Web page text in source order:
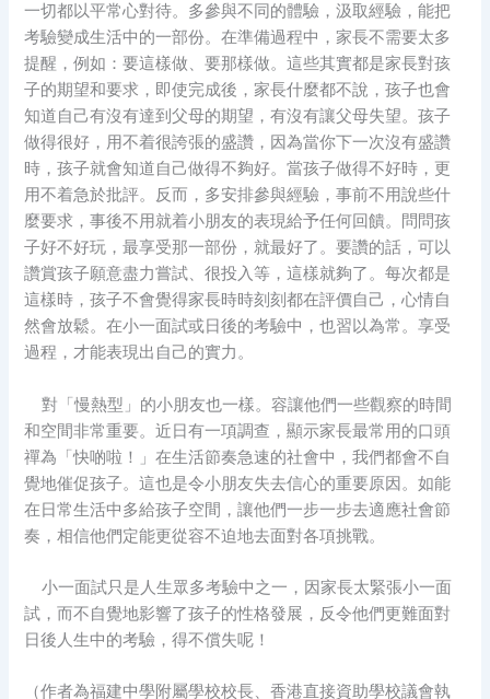
一切都以平常心對待。多參與不同的體驗，汲取經驗，能把
考驗變成生活中的一部份。在準備過程中，家長不需要太多
提醒，例如：要這樣做、要那樣做。這些其實都是家長對孩
子的期望和要求，即使完成後，家長什麼都不說，孩子也會
知道自己有沒有達到父母的期望，有沒有讓父母失望。孩子
做得很好，用不着很誇張的盛讚，因為當你下一次沒有盛讚
時，孩子就會知道自己做得不夠好。當孩子做得不好時，更
用不着急於批評。反而，多安排參與經驗，事前不用說些什
麼要求，事後不用就着小朋友的表現給予任何回饋。問問孩
子好不好玩，最享受那一部份，就最好了。要讚的話，可以
讚賞孩子願意盡力嘗試、很投入等，這樣就夠了。每次都是
這樣時，孩子不會覺得家長時時刻刻都在評價自己，心情自
然會放鬆。在小一面試或日後的考驗中，也習以為常。享受
過程，才能表現出自己的實力。
對「慢熱型」的小朋友也一樣。容讓他們一些觀察的時間
和空間非常重要。近日有一項調查，顯示家長最常用的口頭
禪為「快啲啦！」在生活節奏急速的社會中，我們都會不自
覺地催促孩子。這也是令小朋友失去信心的重要原因。如能
在日常生活中多給孩子空間，讓他們一步一步去適應社會節
奏，相信他們定能更從容不迫地去面對各項挑戰。
小一面試只是人生眾多考驗中之一，因家長太緊張小一面
試，而不自覺地影響了孩子的性格發展，反令他們更難面對
日後人生中的考驗，得不償失呢！
（作者為福建中學附屬學校校長、香港直接資助學校議會執